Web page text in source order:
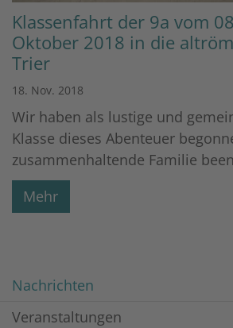
Klassenfahrt der 9a vom
Oktober 2018 in die
Trier
18. Nov. 2018
Wir haben als lustige und
Klasse dieses Abenteuer
zusammenhaltende Familie
Mehr
Nachrichten
Veranstaltungen